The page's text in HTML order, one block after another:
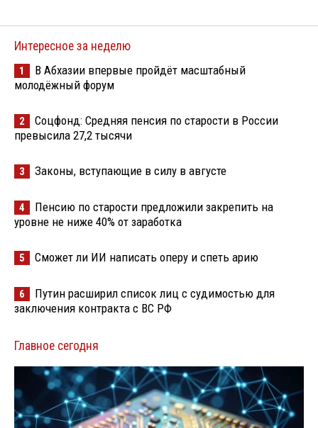
Интересное за неделю
1
В Абхазии впервые пройдёт масштабный
молодёжный форум
2
Соцфонд: Средняя пенсия по старости в России
превысила 27,2 тысячи
3 Законы, вступающие в силу в августе
4
Пенсию по старости предложили закрепить на
уровне не ниже 40% от заработка
5 Сможет ли ИИ написать оперу и спеть арию
6
Путин расширил список лиц с судимостью для
заключения контракта с ВС РФ
Главное сегодня